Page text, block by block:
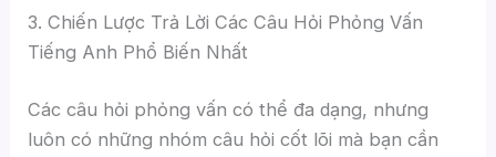
3. Chiến Lược Trả Lời Các Câu Hỏi Phỏng Vấn
Tiếng Anh Phổ Biến Nhất
Các câu hỏi phỏng vấn có thể đa dạng, nhưng
luôn có những nhóm câu hỏi cốt lõi mà bạn cần